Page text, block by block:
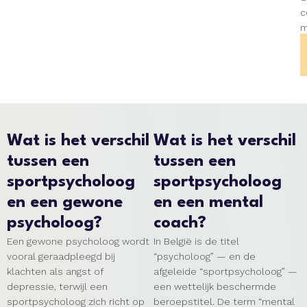
Wat is het verschil
tussen een
sportpsycholoog
en een gewone
psycholoog?
Een gewone psycholoog wordt
vooral geraadpleegd bij
klachten als angst of
depressie, terwijl een
sportpsycholoog zich richt op
Wat is het verschil
tussen een
sportpsycholoog
en een mental
coach?
In België is de titel
“psycholoog” — en de
afgeleide “sportpsycholoog” —
een wettelijk beschermde
beroepstitel. De term “mental